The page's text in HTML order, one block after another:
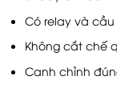
Có relay và
Không cắt chế
Canh chỉnh